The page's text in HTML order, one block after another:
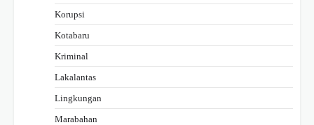
Korupsi
Kotabaru
Kriminal
Lakalantas
Lingkungan
Marabahan